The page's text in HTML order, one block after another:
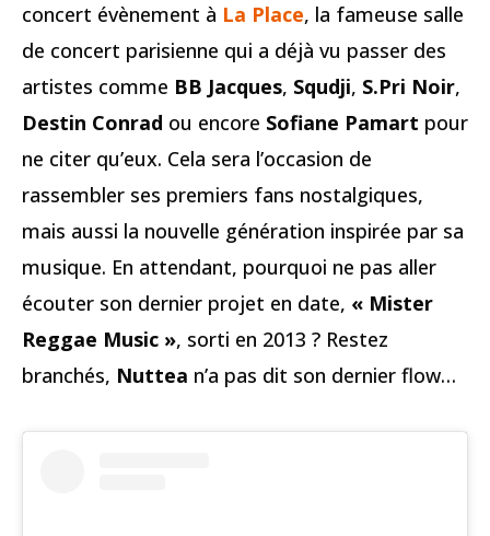
concert évènement à La Place, la fameuse salle
de concert parisienne qui a déjà vu passer des
artistes comme BB Jacques, Squdji, S.Pri Noir,
Destin Conrad ou encore Sofiane Pamart pour
ne citer qu’eux. Cela sera l’occasion de
rassembler ses premiers fans nostalgiques,
mais aussi la nouvelle génération inspirée par sa
musique. En attendant, pourquoi ne pas aller
écouter son dernier projet en date, « Mister
Reggae Music », sorti en 2013 ? Restez
branchés, Nuttea n’a pas dit son dernier flow…